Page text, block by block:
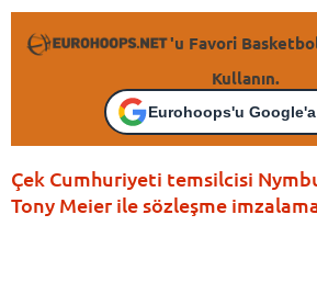
'u Favori
Kullanın.
Eurohoops'u
Çek Cumhuriyeti temsilcisi
Tony Meier ile sözleşme